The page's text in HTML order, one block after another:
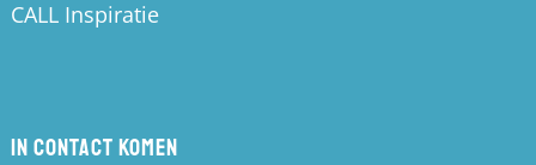
CALL Inspiratie
In contact komen